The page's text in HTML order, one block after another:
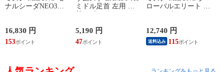
ナルシーダNEO3
カースパイク ワイド
26AW (P1GA262154)
16,830 円
153
ミドル足首 左用 足
首サポーター 13SS
5,190 円
47
ローバルエリート ラ
イトレボエリート2
白 シューズ 軽量
24SS (11GM241001)
12,740 円
送料込み 115